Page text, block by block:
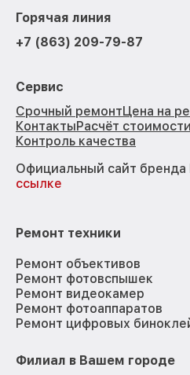
Горячая линия
+7 (863) 209-79-87
Сервис
Срочный ремонтЦена на
КонтактыРасчёт стоимости
Контроль качества
Официальный сайт бренда
ссылке
Ремонт техники
Ремонт объективов
Ремонт фотовспышек
Ремонт видеокамер
Ремонт фотоаппаратов
Ремонт цифровых
Филиал в Вашем городе